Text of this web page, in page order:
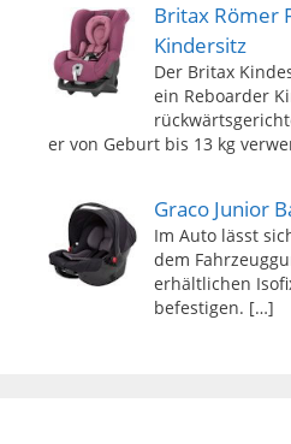
Britax Römer
Kindersitz
Der Britax
ein Reboarder
er von Geburt bis 13 kg
Graco Junior
Im Auto lässt
dem
erhältlichen
befestigen. […]